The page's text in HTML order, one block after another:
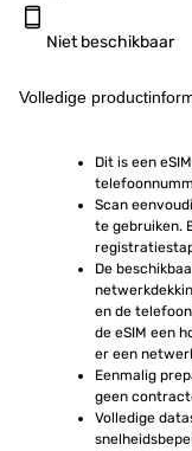
Niet beschikbaar
Volledige
Dit is een
Scan
te gebruiken.
De
en de
de eSIM een
er een
Eenmalig
geen
Volledige